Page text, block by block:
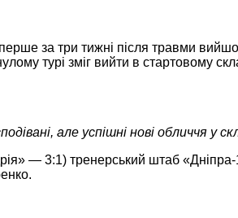
за три тижні після травми
турі зміг вийти в стартовому
але успішні нові обличчя у
— 3:1) тренерський штаб «Дніпра-